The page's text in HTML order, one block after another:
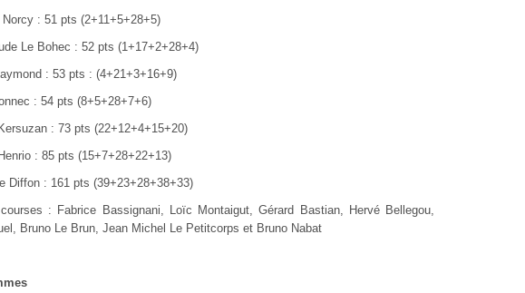
: 51 pts (2+11+5+28+5)
Le Bohec : 52 pts (1+17+2+28+4)
: 53 pts : (4+21+3+16+9)
: 54 pts (8+5+28+7+6)
: 73 pts (22+12+4+15+20)
: 85 pts (15+7+28+22+13)
Diffon : 161 pts (39+23+28+38+33)
: Fabrice Bassignani, Loïc Montaigut, Gérard Bastian, Hervé Bellegou,
Bruno Le Brun, Jean Michel Le Petitcorps et Bruno Nabat